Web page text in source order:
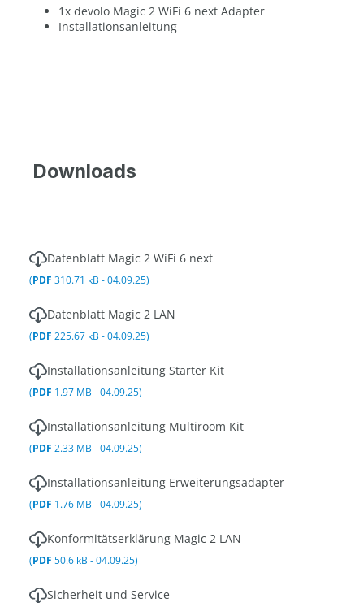
1x devolo Magic 2 WiFi 6 next Adapter
Installationsanleitung
Downloads
Datenblatt Magic 2 WiFi 6 next
(PDF 310.71 kB - 04.09.25)
Datenblatt Magic 2 LAN
(PDF 225.67 kB - 04.09.25)
Installationsanleitung Starter Kit
(PDF 1.97 MB - 04.09.25)
Installationsanleitung Multiroom Kit
(PDF 2.33 MB - 04.09.25)
Installationsanleitung Erweiterungsadapter
(PDF 1.76 MB - 04.09.25)
Konformitätserklärung Magic 2 LAN
(PDF 50.6 kB - 04.09.25)
Sicherheit und Service